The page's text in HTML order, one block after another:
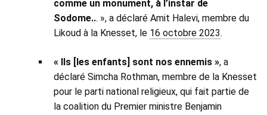
comme un monument, à l’instar de
Sodome... », a déclaré Amit Halevi, membre du
Likoud à la Knesset, le 16 octobre 2023.
« Ils [les enfants] sont nos ennemis », a
déclaré Simcha Rothman, membre de la Knesset
pour le parti national religieux, qui fait partie de
la coalition du Premier ministre Benjamin